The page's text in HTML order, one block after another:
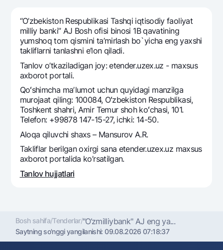
National Green
Talab qilib olinguncha
Yevro
Hamma uchun USD uchun
Talab qilib olinguncha USD
Oltin omonat
NBU’dan oltin quymalar
Kumush omonat
Sayohatchiga
UzCard/HUMO
Visa FIFA
Mastercard
Ish haqi
Garmin pay
Valyutalar kursi
Eskrou hisobvarag‘i
Tariflar
Aksiyalar
Milliy mobil ilovasi
Ko'p beriladigan savollar
Sayt bo‘yicha qidiring
Qidirish
Foydali havolalar
Ko'p beriladigan savollar
Matbuot markazi
“O’zbekiston Respublikasi Tashqi iqtisodiy faoliyat
milliy banki” AJ Bosh ofisi binosi 1B qavatining
yumshoq tom qismini ta’mirlash bo`yicha eng yaxshi
takliflarni tanlashni e’lon qiladi.
Tanlov o’tkaziladigan joy: etender.uzex.uz - maxsus
axborot portali.
Qoʻshimcha maʼlumot uchun quyidagi manzilga
murojaat qiling: 100084, Oʻzbekiston Respublikasi,
Toshkent shahri, Amir Temur shoh koʻchasi, 101.
Telefon: +99878 147-15-27, ichki: 14-50.
Aloqa qiluvchi shaxs – Mansurov A.R.
Takliflar berilgan oxirgi sana etender.uzex.uz maxsus
axborot portalida ko’rsatilgan.
Tanlov hujjatlari
Bosh sahifa/Tenderlar/"O‘zmilliybank" AJ eng ya...
Saytning so'nggi yangilanishi:09.08.2026 07:18:37